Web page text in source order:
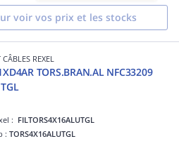
voir vos prix et les stocks
CÂBLES REXEL
TORS.BRAN.AL NFC33209
: FILTORS4X16ALUTGL
:TORS4X16ALUTGL